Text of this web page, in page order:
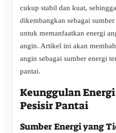
cukup stabil dan kuat,
dikembangkan sebagai
untuk memanfaatkan energi
angin. Artikel ini akan
angin sebagai sumber energi
pantai.
Keunggulan
Pesisir Pantai
Sumber Energi yang